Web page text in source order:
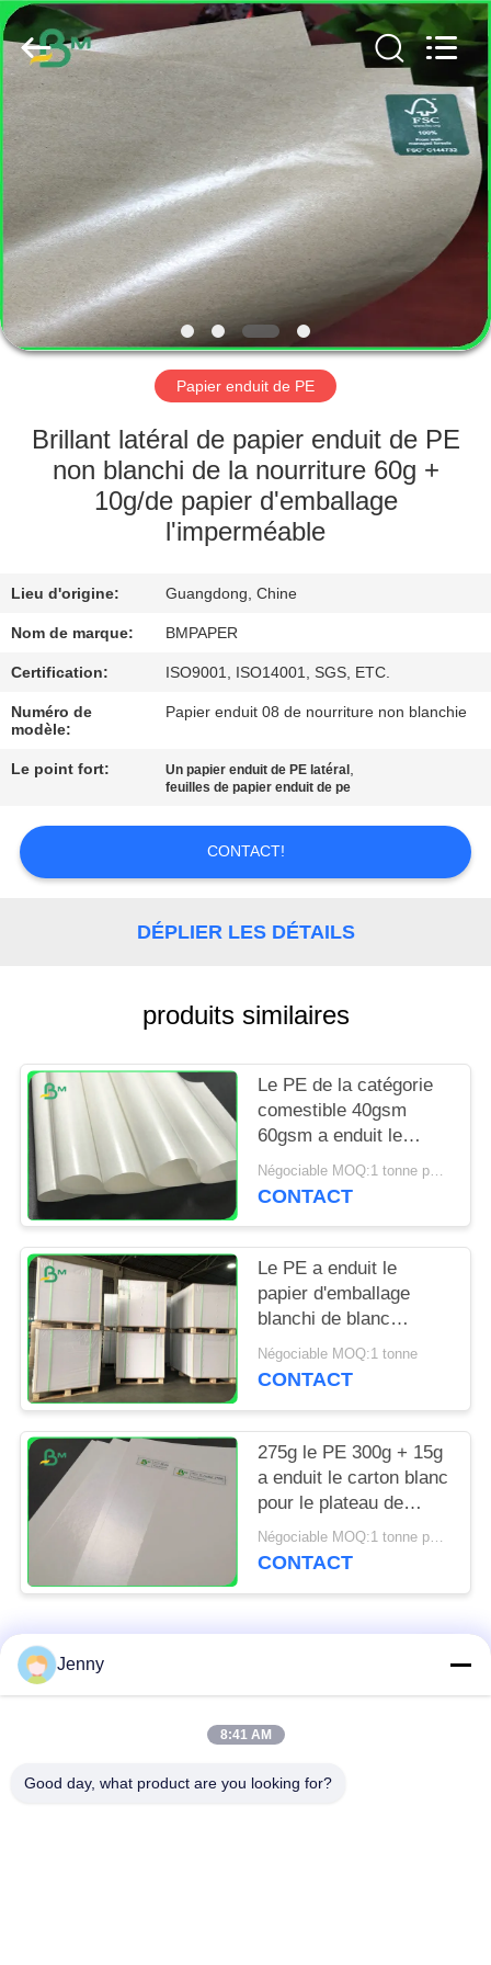
MAISON
PRODUITS
AU
SUJET
DE
NOUS
VISITE
D'USINE
CONTRÔLE
QUALITÉ
CONTACTEZ-
NOUS
NOUVELLES
CAS
PRIVACY
POLICY
GUANGZHOU
BMPAPER
CO.,
LTD..
All
Rights
Reserved.
Papier enduit de PE
Brillant latéral de papier enduit de PE
non blanchi de la nourriture 60g +
10g/de papier d'emballage
l'imperméable
Lieu d'origine: Guangdong, Chine
Nom de marque: BMPAPER
Certification: ISO9001, ISO14001, SGS, ETC.
Numéro de
modèle:
Papier enduit 08 de nourriture non blanchie
Le point fort: Un papier enduit de PE latéral ,
feuilles de papier enduit de pe
CONTACT!
DÉPLIER LES DÉTAILS
produits similaires
Le PE de la catégorie
comestible 40gsm
60gsm a enduit le
papier pour les bâtons
de cannelle de
Négociable MOQ:1 tonne pour la taille spéciale et 10 tonnes pour la taille standard
CONTACT
Le PE a enduit le
papier d'emballage
blanchi de blanc
120gsm + 10g pour
envelopper des
Négociable MOQ:1 tonne
CONTACT
275g le PE 300g + 15g
a enduit le carton blanc
pour le plateau de
nourriture 70 * 100cm
sulfurisés
Négociable MOQ:1 tonne pour la taille commune et 10 tonnes pour la taille spéciale
CONTACT
Catégories populaires
petit pain brun de
Jenny
8:41 AM
Good day, what product are you looking for?